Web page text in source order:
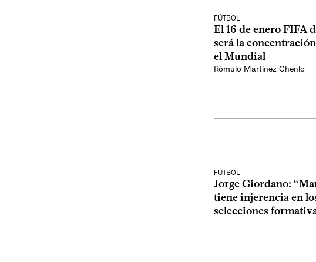
FÚTBOL
El 16 de enero FIFA
será la
el Mundial
Rómulo Martínez Chenlo
FÚTBOL
Jorge Giordano:
tiene injerencia en
selecciones